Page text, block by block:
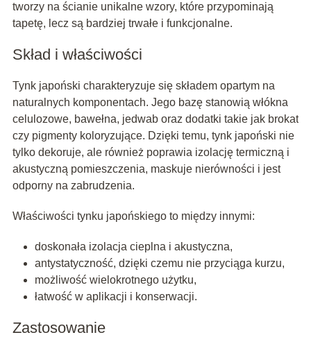
tworzy na ścianie unikalne wzory, które przypominają
tapetę, lecz są bardziej trwałe i funkcjonalne.
Skład i właściwości
Tynk japoński charakteryzuje się składem opartym na
naturalnych komponentach. Jego bazę stanowią włókna
celulozowe, bawełna, jedwab oraz dodatki takie jak brokat
czy pigmenty koloryzujące. Dzięki temu, tynk japoński nie
tylko dekoruje, ale również poprawia izolację termiczną i
akustyczną pomieszczenia, maskuje nierówności i jest
odporny na zabrudzenia.
Właściwości tynku japońskiego to między innymi:
doskonała izolacja cieplna i akustyczna,
antystatyczność, dzięki czemu nie przyciąga kurzu,
możliwość wielokrotnego użytku,
łatwość w aplikacji i konserwacji.
Zastosowanie